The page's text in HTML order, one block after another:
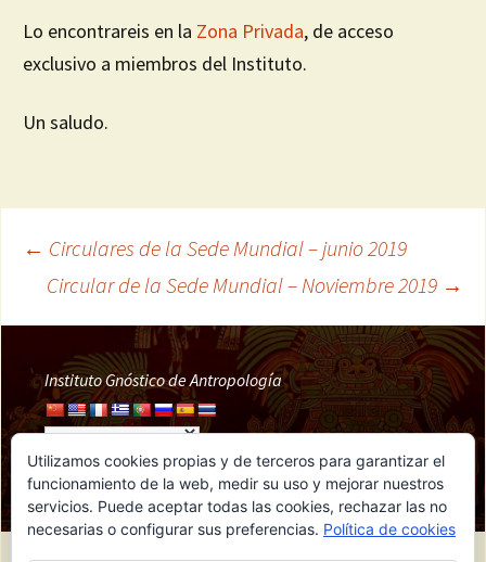
Lo encontrareis en la Zona Privada, de acceso
exclusivo a miembros del Instituto.
Un saludo.
Navegación
de
entradas
← Circulares de la Sede Mundial – junio 2019
Circular de la Sede Mundial – Noviembre 2019 →
Instituto Gnóstico de Antropología
Utilizamos cookies propias y de terceros para garantizar el
funcionamiento de la web, medir su uso y mejorar nuestros
servicios. Puede aceptar todas las cookies, rechazar las no
necesarias o configurar sus preferencias. Política de cookies